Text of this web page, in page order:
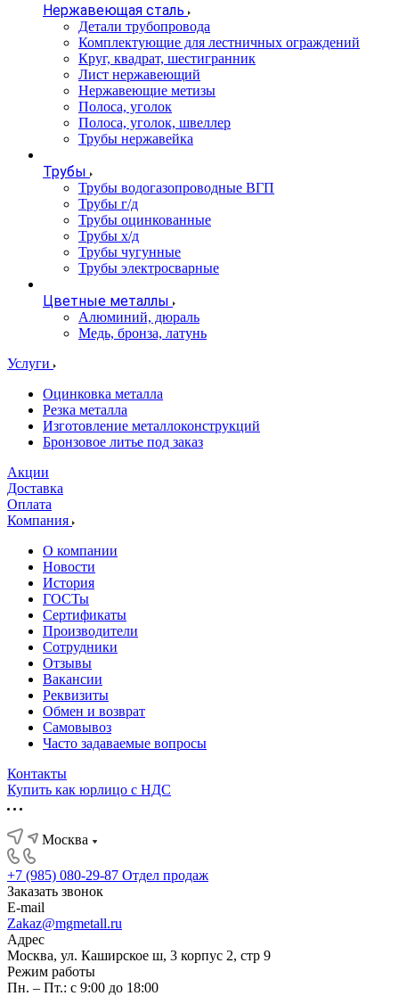
Нержавеющая сталь
Детали трубопровода
Комплектующие для лестничных ограждений
Круг, квадрат, шестигранник
Лист нержавеющий
Нержавеющие метизы
Полоса, уголок
Полоса, уголок, швеллер
Трубы нержавейка
Трубы
Трубы водогазопроводные ВГП
Трубы г/д
Трубы оцинкованные
Трубы х/д
Трубы чугунные
Трубы электросварные
Цветные металлы
Алюминий, дюраль
Медь, бронза, латунь
Услуги
Оцинковка металла
Резка металла
Изготовление металлоконструкций
Бронзовое литье под заказ
Акции
Доставка
Оплата
Компания
О компании
Новости
История
ГОСТы
Сертификаты
Производители
Сотрудники
Отзывы
Вакансии
Реквизиты
Обмен и возврат
Самовывоз
Часто задаваемые вопросы
Контакты
Купить как юрлицо с НДС
Москва
+7 (985) 080-29-87 Отдел продаж
Заказать звонок
E-mail
Zakaz@mgmetall.ru
Адрес
Москва, ул. Каширское ш, 3 корпус 2, стр 9
Режим работы
Пн. – Пт.: с 9:00 до 18:00